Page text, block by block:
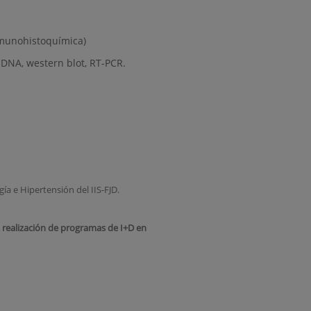
western blot, RT-PCR.
e Hipertensión del IIS-FJD.
de programas de I+D en